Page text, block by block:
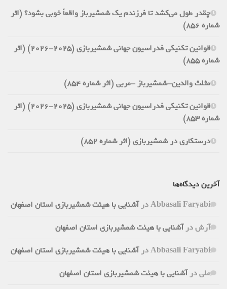
چقدر طول می‌کشد تا فرزندم یک شمشیرباز واقعاً خوبی بشود؟ (اثر
شماره 856)
قوانین تکنیکی فدراسیون جهانی شمشیربازی (2025-2026) (اثر
شماره 855)
مثلث والدین-شمشیرباز -مربی (اثر شماره 854)
قوانین تکنیکی فدراسیون جهانی شمشیربازی (2025-2026) (اثر
شماره 853)
درستکاری در شمشیربازی (اثر شماره 852)
آخرین دیدگاه‌ها
Abbasali Faryabiدرآشنایی با هیئت شمشیربازی استان اصفهان
آرشدرآشنایی با هیئت شمشیربازی استان اصفهان
Abbasali Faryabiدرآشنایی با هیئت شمشیربازی استان اصفهان
علیدرآشنایی با هیئت شمشیربازی استان اصفهان